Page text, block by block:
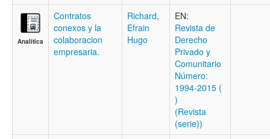
Analítica
Contratos
conexos y la
colaboracion
empresaria.
Richard,
Efrain
Hugo
EN:
Revista de
Derecho
Privado y
Comunitario
Número:
1994-2015 (
)
(Revista
(serie))